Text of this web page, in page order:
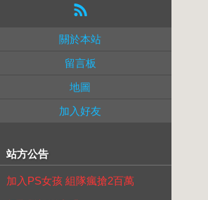
關於本站
留言板
地圖
加入好友
站方公告
加入PS女孩 組隊瘋搶2百萬